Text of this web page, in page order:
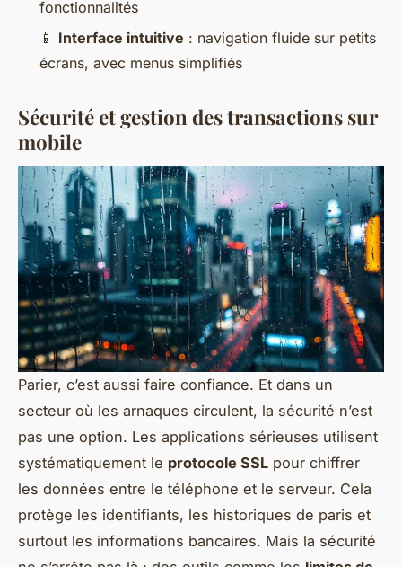
fonctionnalités
📱 Interface intuitive : navigation fluide sur petits
écrans, avec menus simplifiés
Sécurité et gestion des transactions sur
mobile
Parier, c’est aussi faire confiance. Et dans un
secteur où les arnaques circulent, la sécurité n’est
pas une option. Les applications sérieuses utilisent
systématiquement le protocole SSL pour chiffrer
les données entre le téléphone et le serveur. Cela
protège les identifiants, les historiques de paris et
surtout les informations bancaires. Mais la sécurité